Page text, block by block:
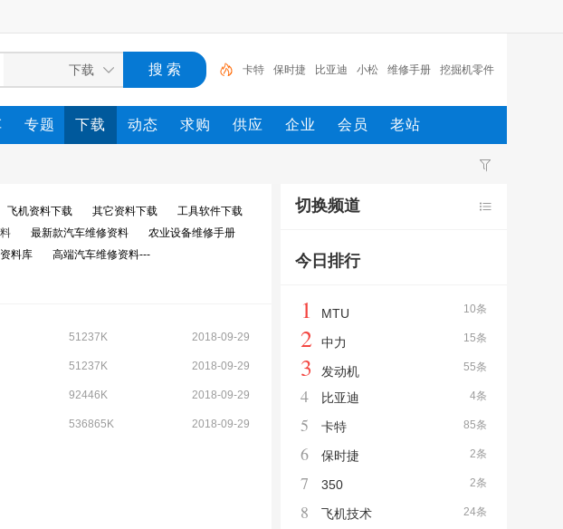
卡特 保时捷 比亚迪 小松 维修手册 挖掘机零件
图册 零件图册 博世 东风 挖掘机
专题 下载 动态 求购 供应 企业 会员 老站
飞机资料下载 其它资料下载
工具软件下载
最新款汽车维修资料
农业设备维修手册
料库
高端汽车维修资料---
51237K 2018-09-29
51237K 2018-09-29
92446K 2018-09-29
536865K 2018-09-29
切换频道
今日排行
10条
1 MTU
15条
2 中力
55条
3 发动机
4条
4 比亚迪
85条
5 卡特
2条
6 保时捷
2条
7 350
24条
8 飞机技术